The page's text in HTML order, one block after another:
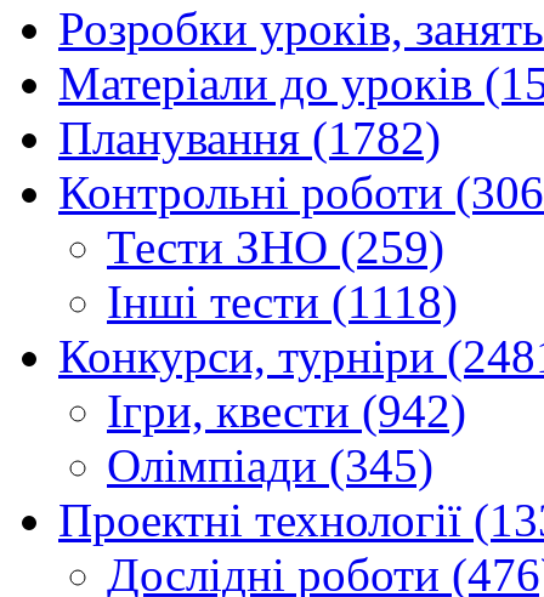
Розробки уроків,
Матеріали до уроків
Планування (1782)
Контрольні роботи
Тести ЗНО (259)
Інші тести (1118)
Конкурси, турніри
Ігри, квести (942)
Олімпіади (345)
Проектні технології
Дослідні роботи